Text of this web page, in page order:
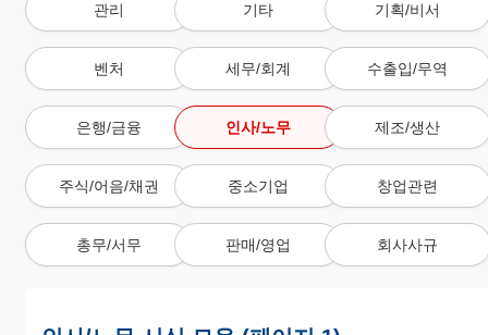
관리 기타 기획/비서
벤처 세무/회계 수출입/무역
은행/금융 인사/노무 제조/생산
주식/어음/채권 중소기업 창업관련
총무/서무 판매/영업 회사사규